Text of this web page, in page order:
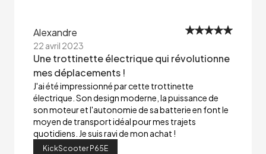
Alexandre
22 avril 2023
Une trottinette électrique qui révolutionne
mes déplacements !
J'ai été impressionné par cette trottinette
électrique. Son design moderne, la puissance de
son moteur et l'autonomie de sa batterie en font le
moyen de transport idéal pour mes trajets
quotidiens. Je suis ravi de mon achat !
KickScooter P65E